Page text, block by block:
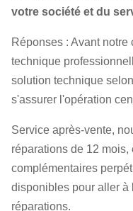
votre société et du
Réponses : Avant
technique
solution technique
s'assurer l'opération
Service après-vente,
réparations de 12
complémentaires
disponibles pour aller à
réparations.